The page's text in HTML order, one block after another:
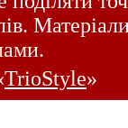
TrioStyle»